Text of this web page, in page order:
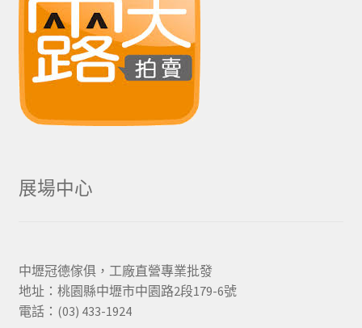
展場中心
中壢冠德傢俱，工廠直營專業批發
地址：桃園縣中壢市中園路2段179-6號
電話：(03) 433-1924